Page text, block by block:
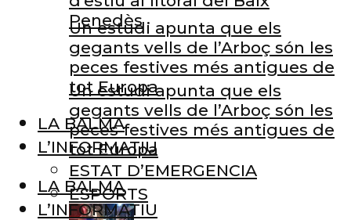
Un estudi apunta que els
gegants vells de l’Arboç són les
peces festives més antigues de
tot Europa
LA BALMA
L’INFORMATIU
ESTAT D’EMERGENCIA
ESPORTS
Penedès
Un estudi apunta que els
gegants vells de l’Arboç són les
peces festives més antigues de
tot Europa
LA BALMA
L’INFORMATIU